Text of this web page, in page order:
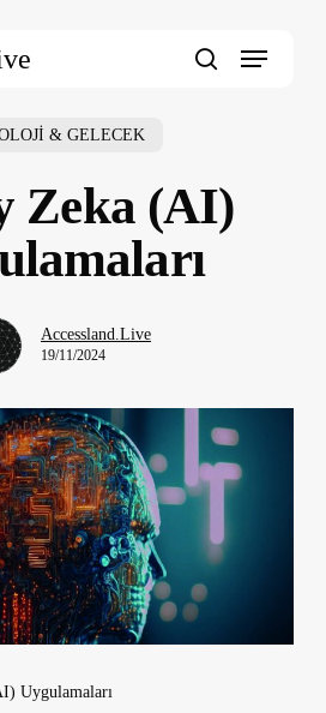
Menu
& GELECEK
Zeka (AI)
Accessland.Live
19/11/2024
Uygulamaları